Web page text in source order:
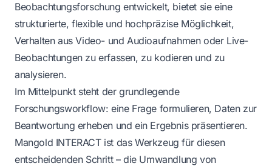
Beobachtungsforschung entwickelt, bietet sie eine
strukturierte, flexible und hochpräzise Möglichkeit,
Verhalten aus Video- und Audioaufnahmen oder Live-
Beobachtungen zu erfassen, zu kodieren und zu
analysieren.
Im Mittelpunkt steht der grundlegende
Forschungsworkflow: eine Frage formulieren, Daten zur
Beantwortung erheben und ein Ergebnis präsentieren.
Mangold INTERACT ist das Werkzeug für diesen
entscheidenden Schritt – die Umwandlung von